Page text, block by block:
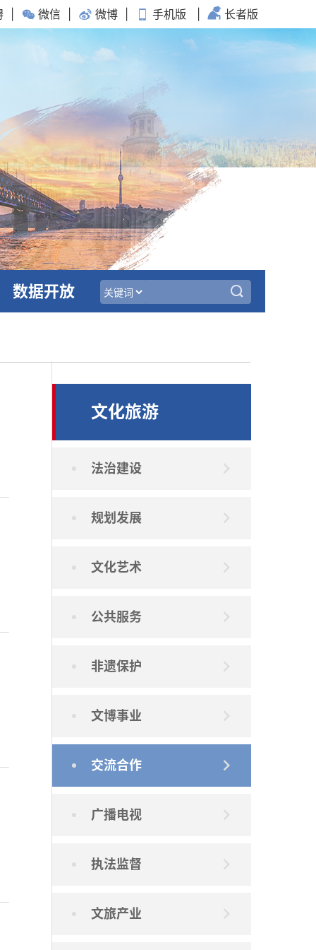
微信 微博 手机版 长者版
数据开放
文化旅游
法治建设
规划发展
文化艺术
公共服务
非遗保护
文博事业
交流合作
广播电视
执法监督
文旅产业